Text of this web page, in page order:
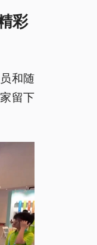
彩
和随
留下